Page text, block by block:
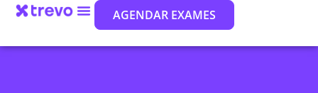
AGENDAR EXAMES